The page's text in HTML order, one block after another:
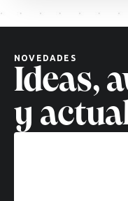
NOVEDADES
Ideas,
y
cuánticas:
un
paradigma
tecnológico
más